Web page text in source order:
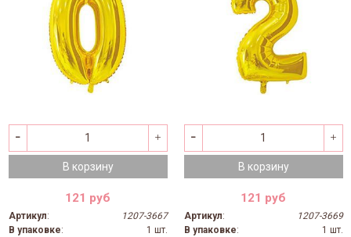
В корзину
121 руб
Артикул:
1207-3667
В упаковке:
1 шт.
В корзину
121 руб
Артикул:
1207-3669
В упаковке:
1 шт.